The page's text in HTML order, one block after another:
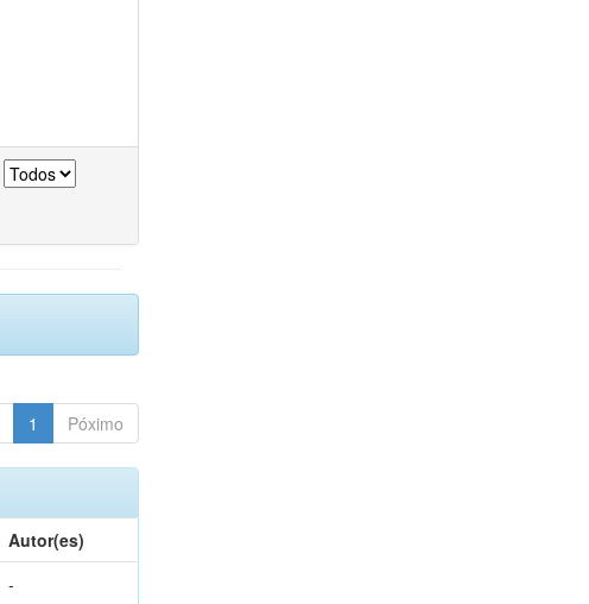
1 Póximo
Autor(es)
-